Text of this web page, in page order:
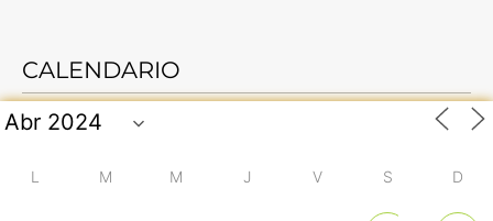
CALENDARIO
L M M J V S D